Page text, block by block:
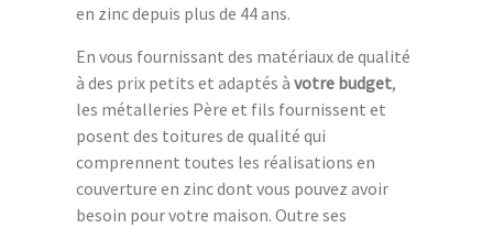
en zinc depuis plus de 44 ans.
En vous fournissant des matériaux de qualité
à des prix petits et adaptés à votre budget,
les métalleries Père et fils fournissent et
posent des toitures de qualité qui
comprennent toutes les réalisations en
couverture en zinc dont vous pouvez avoir
besoin pour votre maison. Outre ses